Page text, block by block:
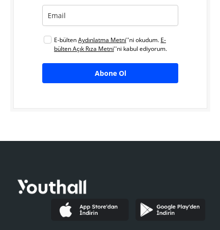
E-bültenAydınlatma Metni''ni okudum. E-
bülten Açık Rıza Metni''ni kabul ediyorum.
Abone Ol